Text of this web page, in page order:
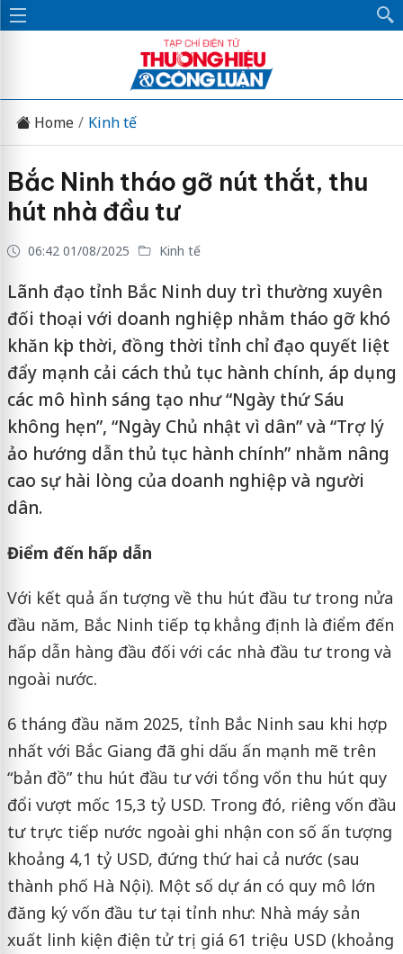
Home Kinh tế
Bắc Ninh tháo gỡ nút thắt, thu
hút nhà đầu tư
06:42 01/08/2025 Kinh tế
Lãnh đạo tỉnh Bắc Ninh duy trì thường xuyên
đối thoại với doanh nghiệp nhằm tháo gỡ khó
khăn kịp thời, đồng thời tỉnh chỉ đạo quyết liệt
đẩy mạnh cải cách thủ tục hành chính, áp dụng
các mô hình sáng tạo như “Ngày thứ Sáu
không hẹn”, “Ngày Chủ nhật vì dân” và “Trợ lý
ảo hướng dẫn thủ tục hành chính” nhằm nâng
cao sự hài lòng của doanh nghiệp và người
dân.
Điểm đến hấp dẫn
Với kết quả ấn tượng về thu hút đầu tư trong nửa
đầu năm, Bắc Ninh tiếp tục khẳng định là điểm đến
hấp dẫn hàng đầu đối với các nhà đầu tư trong và
ngoài nước.
6 tháng đầu năm 2025, tỉnh Bắc Ninh sau khi hợp
nhất với Bắc Giang đã ghi dấu ấn mạnh mẽ trên
“bản đồ” thu hút đầu tư với tổng vốn thu hút quy
đổi vượt mốc 15,3 tỷ USD. Trong đó, riêng vốn đầu
tư trực tiếp nước ngoài ghi nhận con số ấn tượng
khoảng 4,1 tỷ USD, đứng thứ hai cả nước (sau
thành phố Hà Nội). Một số dự án có quy mô lớn
đăng ký vốn đầu tư tại tỉnh như: Nhà máy sản
xuất linh kiện điện tử trị giá 61 triệu USD (khoảng